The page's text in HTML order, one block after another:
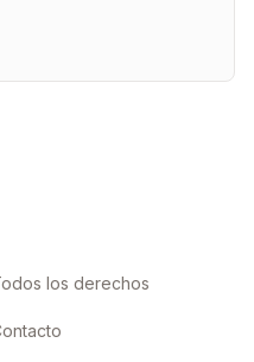
los derechos